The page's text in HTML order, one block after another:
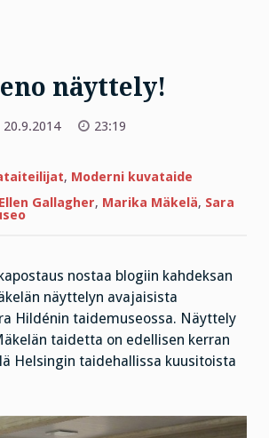
näyttely!
20.9.2014
23:19
näyttely!
, Moderni kuvataide
Ellen Gallagher, Marika Mäkelä, Sara
nostaa blogiin kahdeksan
näyttelyn avajaisista
Hildénin taidemuseossa. Näyttely
taidetta on edellisen kerran
Helsingin taidehallissa kuusitoista